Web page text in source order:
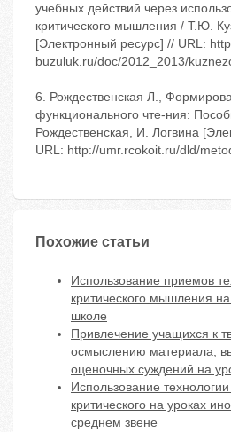
учебных действий через
критического мышления / Т.Ю.
[Электронный ресурс] // URL:
buzuluk.ru/doc/2012_2013/
6. Рождественская Л.,
функционального чте-ния:
Рождественская, И. Логвина
URL: http://umr.rcokoit.ru/dld/
Похожие статьи
Использование приемов
критического мышления
школе
Привлечение учащихся к
осмыслению материала,
оценочных суждений на
Использование
критического на уроках
среднем звене